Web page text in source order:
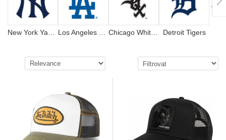
Detroit Tigers